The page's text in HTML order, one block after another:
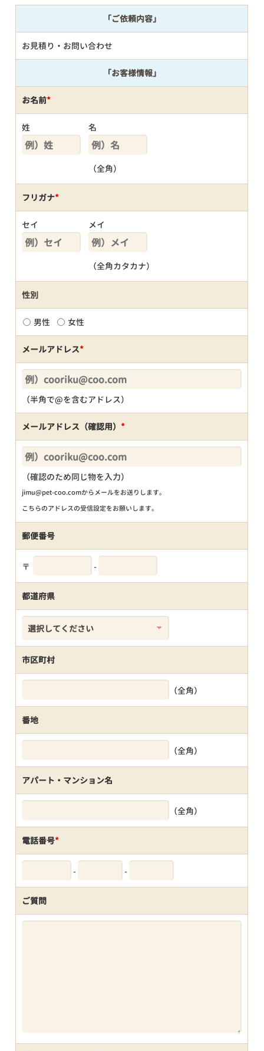
「ご依頼内容」
お見積り・お問い合わせ
「お客様情報」
お名前*
姓 名
（全角）
フリガナ*
セイ メイ
（全角カタカナ）
性別
男性 女性
メールアドレス*
（半角で@を含むアドレス）
メールアドレス（確認用） *
（確認のため同じ物を入力）
jimu@pet-coo.comからメールをお送りします。
こちらのアドレスの受信設定をお願いします。
郵便番号
〒 -
都道府県
市区町村
（全角）
番地
（全角）
アパート・マンション名
（全角）
電話番号*
- -
ご質問